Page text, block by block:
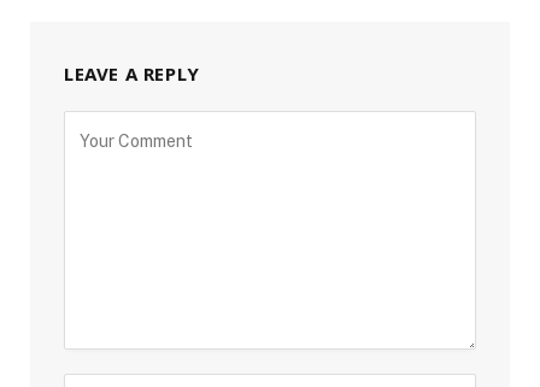
LEAVE A REPLY